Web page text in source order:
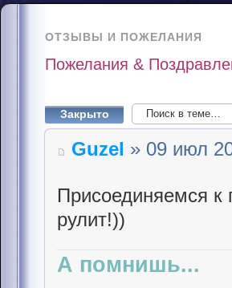
ОТЗЫВЫ И ПОЖЕЛАНИЯ
Пожелания &
Закрыто
Guzel » 09 июл
Присоединяемся
рулит!))
А помнишь...